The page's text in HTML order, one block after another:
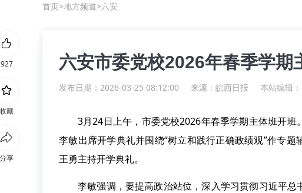
首页>地方频道>六安
六安市委党校2026年春季学期
发布日期：2026-03-25 08:12:00 来源： 皖西日报 本站编辑
3月24日上午，市委党校2026年春季学期主体班开
李敏出席开学典礼并围绕“树立和践行正确政绩观”作专
王勇主持开学典礼。
李敏强调，要提高政治站位，深入学习贯彻习近平
927
收藏
分享